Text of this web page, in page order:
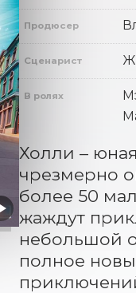
Продюсер
Сценарист
В ролях
Холли –
чрезмерно
более 50
жаждут
небольшой
полное